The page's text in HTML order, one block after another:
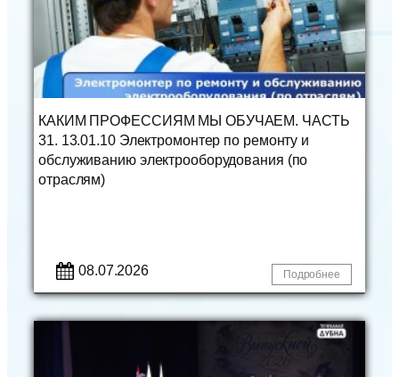
КАКИМ ПРОФЕССИЯМ МЫ ОБУЧАЕМ. ЧАСТЬ
31. 13.01.10 Электромонтер по ремонту и
обслуживанию электрооборудования (по
отраслям)
08.07.2026 Подробнее